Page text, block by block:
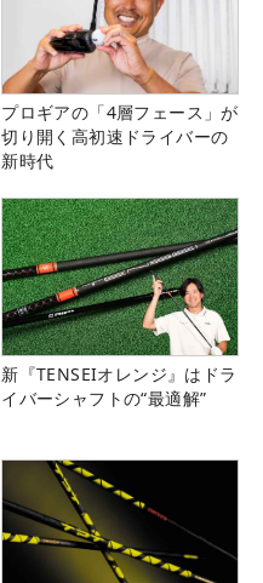
プロギアの「4層フェース」が
切り開く高初速ドライバーの
新時代
新『TENSEIオレンジ』はドラ
イバーシャフトの“最適解”